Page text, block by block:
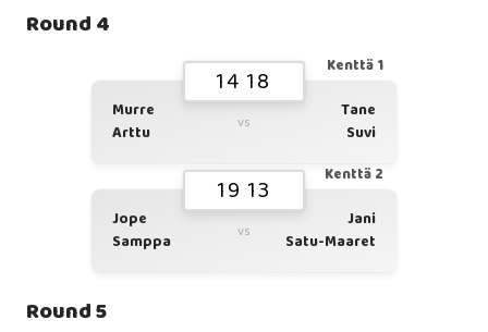
Round 4
Kenttä 1
14 18
Murre
Arttu
vs
Tane
Suvi
Kenttä 2
19 13
Jope
Samppa
vs
Jani
Satu-Maaret
Round 5